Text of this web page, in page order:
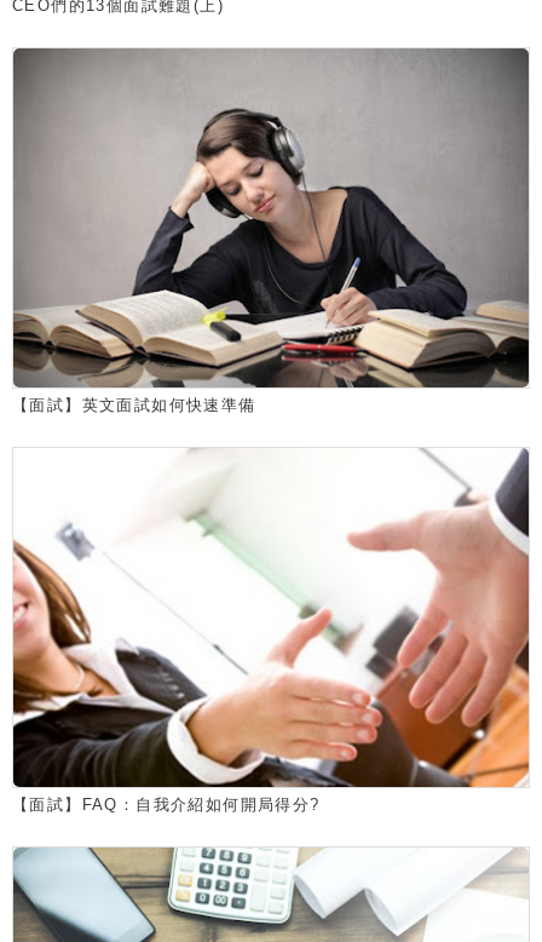
CEO們的13個面試難題(上)
【面試】英文面試如何快速準備
【面試】FAQ：自我介紹如何開局得分?